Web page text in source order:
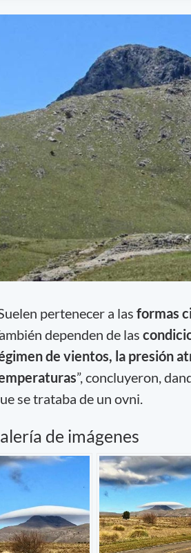
pertenecer a las formas
dependen de las
de vientos, la presión
”, concluyeron,
se trataba de un ovni.
de imágenes